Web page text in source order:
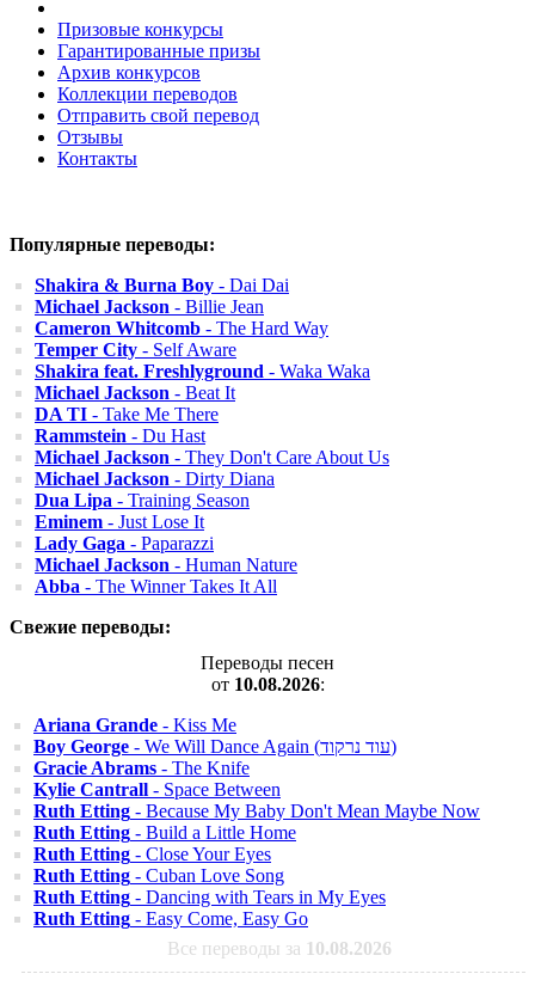
Призовые конкурсы
Гарантированные призы
Архив конкурсов
Коллекции переводов
Отправить свой перевод
Отзывы
Контакты
Популярные переводы:
Shakira & Burna Boy - Dai Dai
Michael Jackson - Billie Jean
Cameron Whitcomb - The Hard Way
Temper City - Self Aware
Shakira feat. Freshlyground - Waka Waka
Michael Jackson - Beat It
DA TI - Take Me There
Rammstein - Du Hast
Michael Jackson - They Don't Care About Us
Michael Jackson - Dirty Diana
Dua Lipa - Training Season
Eminem - Just Lose It
Lady Gaga - Paparazzi
Michael Jackson - Human Nature
Abba - The Winner Takes It All
Свежие переводы:
Переводы песен
от 10.08.2026:
Ariana Grande - Kiss Me
Boy George
- We Will Dance Again (עוד נרקוד)
Gracie Abrams - The Knife
Kylie Cantrall - Space Between
Ruth Etting - Because My Baby Don't Mean Maybe Now
Ruth Etting - Build a Little Home
Ruth Etting - Close Your Eyes
Ruth Etting - Cuban Love Song
Ruth Etting - Dancing with Tears in My Eyes
Ruth Etting - Easy Come, Easy Go
Все переводы за 10.08.2026